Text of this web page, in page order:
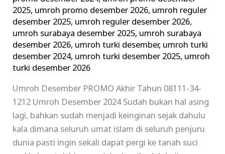
2025, umroh promo desember 2026, umroh reguler
desember 2025, umroh reguler desember 2026,
umroh surabaya desember 2025, umroh surabaya
desember 2026, umroh turki desember, umroh turki
desember 2024, umroh turki desember 2025, umroh
turki desember 2026
Umroh Desember PROMO Akhir Tahun 08111-34-
1212 Umroh Desember 2024 Sudah bukan hal asing
lagi, bahkan sudah menjadi keinginan sejak dahulu
kala dimana seluruh umat islam di seluruh penjuru
dunia pasti ingin sekali dapat pergi ke tanah suci